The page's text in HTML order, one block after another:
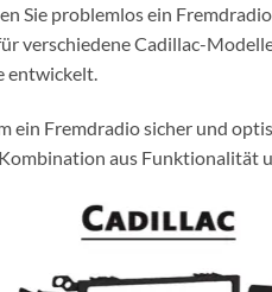
Sie problemlos ein
verschiedene Cadillac-
entwickelt.
ein Fremdradio sicher und
aus Funktionalität